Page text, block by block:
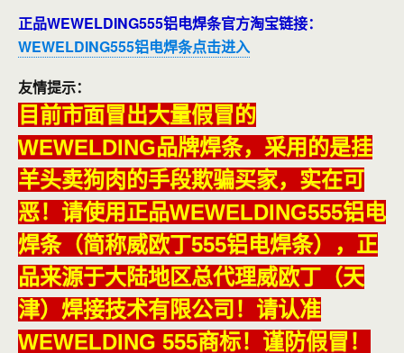
正品WEWELDING555铝电焊条官方淘宝链接：
WEWELDING555铝电焊条点击进入
友情提示：
目前市面冒出大量假冒的
WEWELDING品牌焊条，采用的是挂
羊头卖狗肉的手段欺骗买家，实在可
恶！请使用正品WEWELDING555铝电
焊条（简称威欧丁555铝电焊条），正
品来源于大陆地区总代理威欧丁（天
津）焊接技术有限公司！请认准
WEWELDING 555商标！谨防假冒！